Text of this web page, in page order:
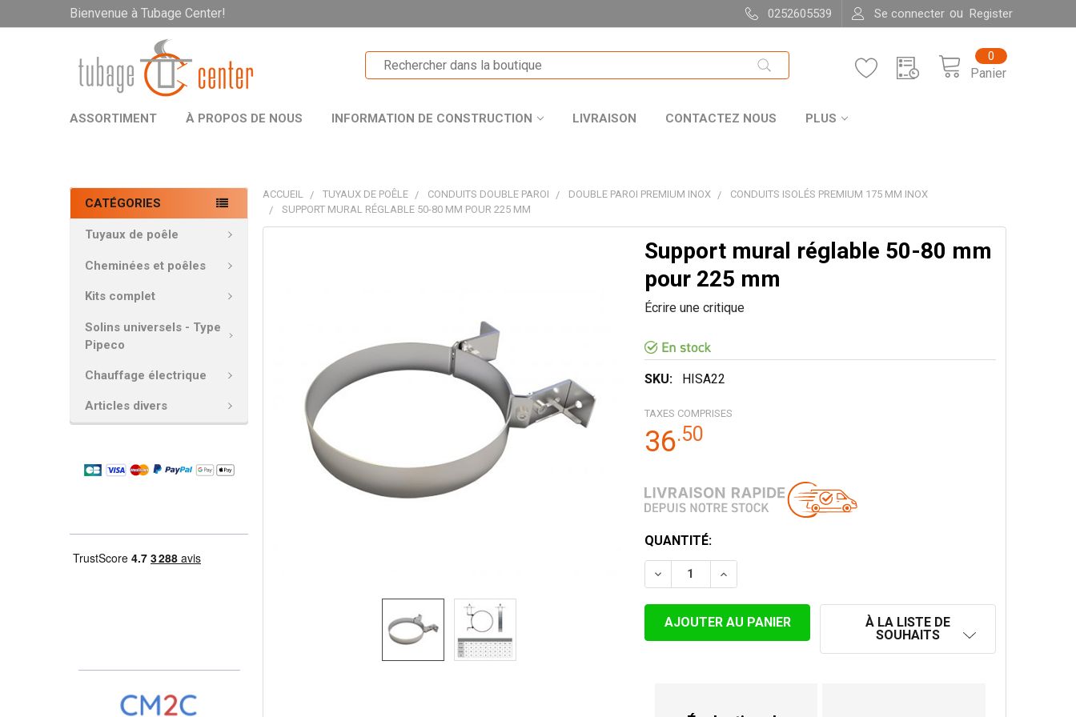
Bienvenue à Tubage Center! 0252605539 Se connecter ou Register
Panier
0
ASSORTIMENT À PROPOS DE NOUS INFORMATION DE CONSTRUCTION LIVRAISON CONTACTEZ NOUS PLUS
CATÉGORIES
Tuyaux de poêle
Cheminées et poêles
Kits complet
Solins universels - Type
Pipeco
Chauffage électrique
Articles divers
ACCUEIL TUYAUX DE POÊLE CONDUITS DOUBLE PAROI DOUBLE PAROI PREMIUM INOX
CONDUITS ISOLÉS PREMIUM 175 MM INOX
SUPPORT MURAL RÉGLABLE 50-80 MM POUR 225 MM
Support mural réglable 50-80 mm
pour 225 mm
Écrire une critique
SKU: HISA22
TAXES COMPRISES
36.50
STOCK
ACTUEL:
QUANTITÉ:
DIMINUER LA QUANTITÉ DE SUPPORT MURAL RÉGLABLE 50-80 MM
AUGMENTER LA QUANTITÉ DE SUPPORT MURAL
À LA LISTE DE
SOUHAITS
AJOUTER
LA
SÉLECTION
AU PANIER